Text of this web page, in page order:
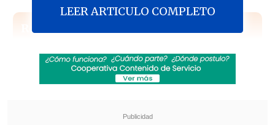
Revisa también
Karol G incluirá colaboraciones con Bruno
Mars y Drake en su nuevo disco
horas de Liam Payne
LEER ARTICULO COMPLETO